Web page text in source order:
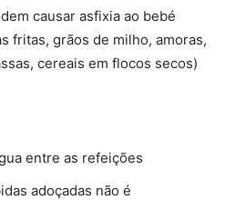
causar asfixia ao bebé
fritas, grãos de milho, amoras,
cereais em flocos secos)
entre as refeições
adoçadas não é